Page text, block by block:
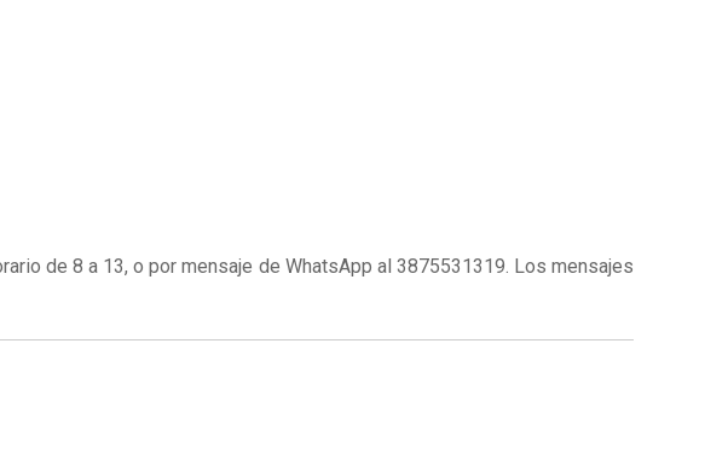
de 8 a 13, o por mensaje de WhatsApp al 3875531319. Los mensajes